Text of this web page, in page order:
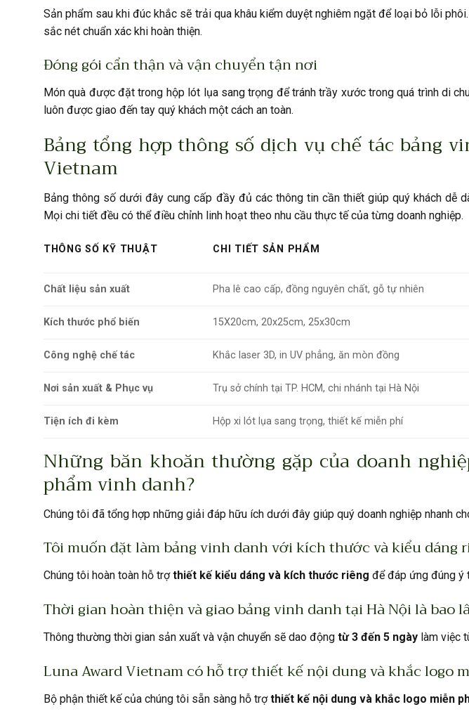
Sản phẩm sau khi đúc khắc sẽ trải qua khâu kiểm duyệt nghiêm ngặt để loại bỏ lỗi
sắc nét chuẩn xác khi hoàn thiện.
Đóng gói cẩn thận và vận chuyển tận nơi
Món quà được đặt trong hộp lót lụa sang trọng để tránh trầy xước trong quá trình di
luôn được giao đến tay quý khách một cách an toàn.
Bảng tổng hợp thông số dịch vụ chế tác bảng
Vietnam
Bảng thông số dưới đây cung cấp đầy đủ các thông tin cần thiết giúp quý khách dễ
Mọi chi tiết đều có thể điều chỉnh linh hoạt theo nhu cầu thực tế của từng doanh nghiệp.
THÔNG SỐ KỸ THUẬT CHI TIẾT SẢN PHẨM
Chất liệu sản xuất Pha lê cao cấp, đồng nguyên chất, gỗ tự nhiên
Kích thước phổ biến 15X20cm, 20x25cm, 25x30cm
Công nghệ chế tác Khắc laser 3D, in UV phẳng, ăn mòn đồng
Nơi sản xuất & Phục vụ Trụ sở chính tại TP. HCM, chi nhánh tại Hà Nội
Tiện ích đi kèm Hộp xi lót lụa sang trọng, thiết kế miễn phí
Những băn khoăn thường gặp của doanh
phẩm vinh danh?
Chúng tôi đã tổng hợp những giải đáp hữu ích dưới đây giúp quý doanh nghiệp nhanh
Tôi muốn đặt làm bảng vinh danh với kích thước và kiểu dáng
Chúng tôi hoàn toàn hỗ trợthiết kế kiểu dáng và kích thước riêng để đáp ứng đúng ý
Thời gian hoàn thiện và giao bảng vinh danh tại Hà Nội là bao
Thông thường thời gian sản xuất và vận chuyển sẽ dao động từ 3 đến 5 ngày làm việc
Luna Award Vietnam có hỗ trợ thiết kế nội dung và khắc logo
Bộ phận thiết kế của chúng tôi sẵn sàng hỗ trợthiết kế nội dung và khắc logo miễn